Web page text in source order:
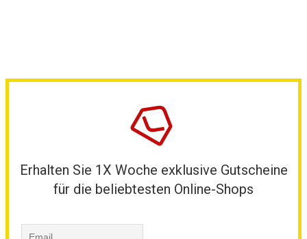
Erhalten Sie 1X Woche exklusive Gutscheine
für die beliebtesten Online-Shops